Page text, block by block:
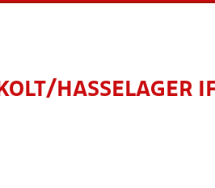
HASSELAGER